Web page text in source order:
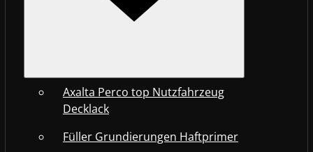
Axalta Perco top Nutzfahrzeug
Decklack
Füller Grundierungen Haftprimer